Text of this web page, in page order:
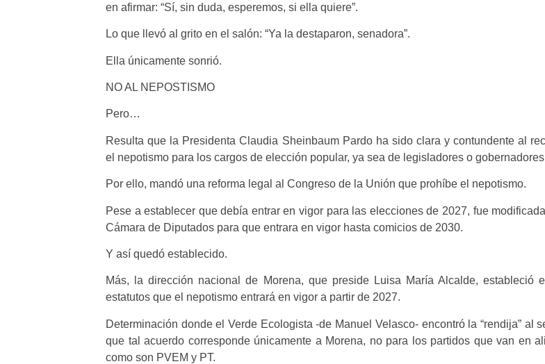
en afirmar: “Sí, sin duda, esperemos, si ella quiere”.
Lo que llevó al grito en el salón: “Ya la destaparon, senadora”.
Ella únicamente sonrió.
NO AL NEPOSTISMO
Pero…
Resulta que la Presidenta Claudia Sheinbaum Pardo ha sido clara y contundente al
el nepotismo para los cargos de elección popular, ya sea de legisladores o
Por ello, mandó una reforma legal al Congreso de la Unión que prohíbe el nepotismo.
Pese a establecer que debía entrar en vigor para las elecciones de 2027, fue
Cámara de Diputados para que entrara en vigor hasta comicios de 2030.
Y así quedó establecido.
Más, la dirección nacional de Morena, que preside Luisa María Alcalde, estableció
estatutos que el nepotismo entrará en vigor a partir de 2027.
Determinación donde el Verde Ecologista -de Manuel Velasco- encontró la “rendija” al
que tal acuerdo corresponde únicamente a Morena, no para los partidos que van en
como son PVEM y PT.